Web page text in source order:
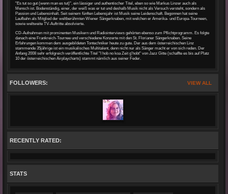
"Es tut so gut (wenn man es tut)", ein lässiger und authentischer Titel, eben so wie Markus Linzer auch als
Mensch ist. Bodenständig, einer, der weiß was er tut und deshalb Musik nicht als Versuch versteht, sondern als
Passion und Lebensinhalt. Seit seinem fünften Lebensjahr ist Musik seine Leidenschaft. Begonnen hat seine
Laufbahn als Mitglied der weltberühmten Wiener Sängerknaben, mit welchen er Amerika- und Europa-Tourneen,
sowie weltweite TV-Auftritte absolvierte.
CD-Aufnahmen mit prominenten Musikern und Radiointerviews gehörten ebenso zum Pflichtprogramm. Es folgte
danach eine Frankreich-Tournee und verschiedene Konzerte mit den St. Florianer Sängerknaben. Seine
Erfahrungen kommen dem ausgebildeten Tontechniker heute zu gute. Der aus dem österreichischen Linz
stammende 35jährige ist ein musikalisches Multitalent, denn nicht nur als Sänger macht er von sich reden. Der
Anfang 2008 sehr erfolgreich veröffentlichte Titel "I hob no koa Zeit g'hobt" von Jazz Gitte (schaffte es bis auf Platz
10 der österreichischen Airplaycharts) stammt nämlich aus seiner Feder.
VIEW ALL
FOLLOWERS:
RECENTLY RATED:
STATS